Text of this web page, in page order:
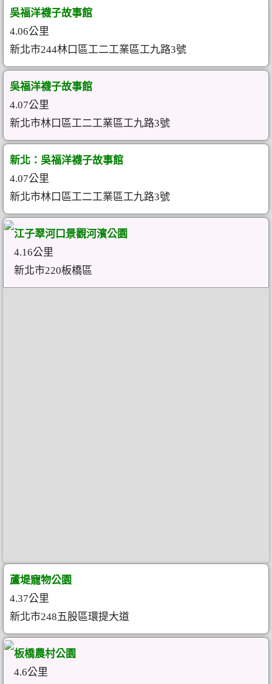
吳福洋襪子故事館
4.06公里
新北市244林口區工二工業區工九路3號
吳福洋襪子故事館
4.07公里
新北市林口區工二工業區工九路3號
新北：吳福洋襪子故事館
4.07公里
新北市林口區工二工業區工九路3號
江子翠河口景觀河濱公園
4.16公里
新北市220板橋區
蘆堤寵物公園
4.37公里
新北市248五股區環提大道
板橋農村公園
4.6公里